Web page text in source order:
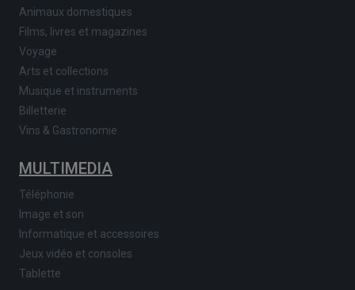
Animaux domestiques
Films, livres et magazines
Voyage
Arts et collections
Musique et instruments
Billetterie
Vins & Gastronomie
MULTIMEDIA
Téléphonie
Image et son
Informatique et accessoires
Jeux vidéo et consoles
Tablette